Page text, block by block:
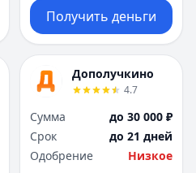
Получить деньги
Дополучкино
4.7
Сумма
до 30 000 ₽
Срок
до 21 дней
Одобрение
Низкое